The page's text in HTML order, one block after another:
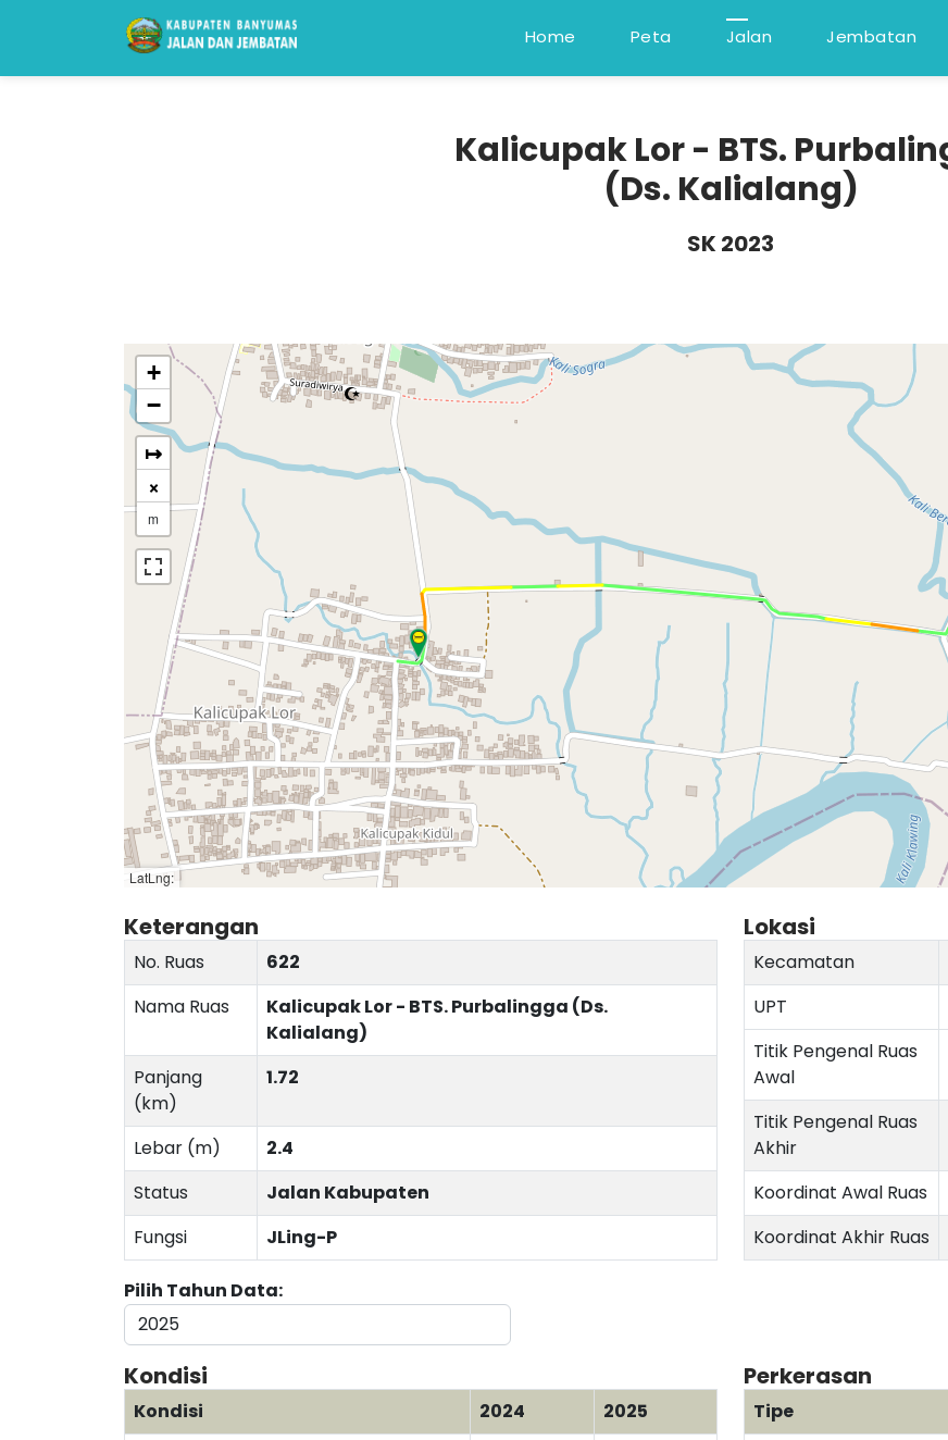
Home Peta Jalan Jembatan
Kalicupak Lor - BTS.
(Ds. Kalialang)
SK 2023
+
−
↦
×
m
LatLng:
Keterangan
No. Ruas
622
Nama Ruas
Kalicupak Lor - BTS. Purbalingga (Ds.
Kalialang)
Panjang
(km)
1.72
Lebar (m)
2.4
Status
Jalan Kabupaten
Fungsi
JLing-P
Lokasi
Kecamatan
UPT
Titik Pengenal Ruas
Awal
Titik Pengenal Ruas
Akhir
Koordinat Awal Ruas
Koordinat Akhir Ruas
Pilih Tahun Data:
Kondisi
Kondisi 2024
2025
Perkerasan
Tipe